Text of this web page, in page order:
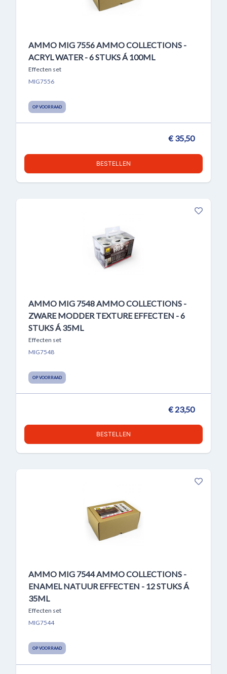
AMMO MIG 7556 AMMO COLLECTIONS -
ACRYL WATER - 6 STUKS Á 100ML
Effecten set
MIG7556
OP VOORRAAD
€ 35,50
BESTELLEN
AMMO MIG 7548 AMMO COLLECTIONS -
ZWARE MODDER TEXTURE EFFECTEN - 6
STUKS Á 35ML
Effecten set
MIG7548
OP VOORRAAD
€ 23,50
BESTELLEN
AMMO MIG 7544 AMMO COLLECTIONS -
ENAMEL NATUUR EFFECTEN - 12 STUKS Á
35ML
Effecten set
MIG7544
OP VOORRAAD